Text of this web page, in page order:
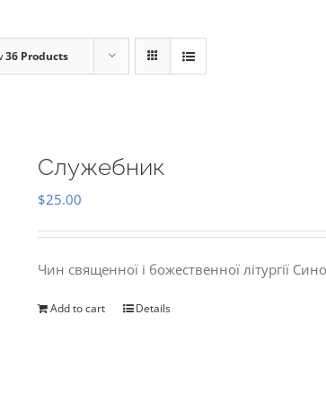
36 Products
Служебник
$25.00
Чин священної і божественної літургії
Add to cart Details